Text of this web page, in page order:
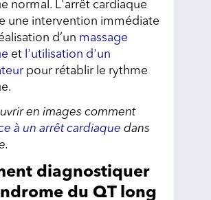
normal. L'arrêt cardiaque
une intervention immédiate
d’un massage
et l'utilisation d'un
pour rétablir le rythme
en images comment
à un arrêt cardiaque dans
diagnostiquer
du QT long